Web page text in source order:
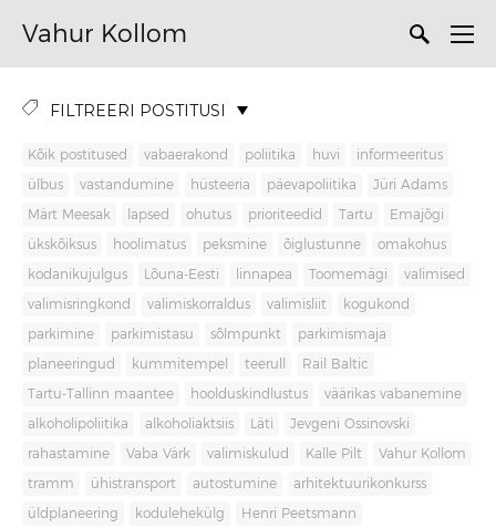
Vahur Kollom
FILTREERI POSTITUSI
Kõik postitused vabaerakond poliitika huvi informeeritus
ülbus vastandumine hüsteeria päevapoliitika Jüri Adams
Märt Meesak lapsed ohutus prioriteedid Tartu Emajõgi
ükskõiksus hoolimatus peksmine õiglustunne omakohus
kodanikujulgus Lõuna-Eesti linnapea Toomemägi valimised
valimisringkond valimiskorraldus valimisliit kogukond
parkimine parkimistasu sõlmpunkt parkimismaja
planeeringud kummitempel teerull Rail Baltic
Tartu-Tallinn maantee hoolduskindlustus väärikas vabanemine
alkoholipoliitika alkoholiaktsiis Läti Jevgeni Ossinovski
rahastamine Vaba Värk valimiskulud Kalle Pilt Vahur Kollom
tramm ühistransport autostumine arhitektuurikonkurss
üldplaneering kodulehekülg Henri Peetsmann